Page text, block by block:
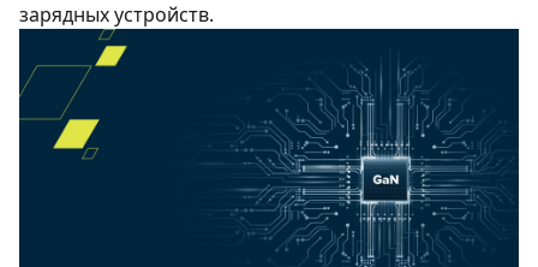
зарядных устройств.